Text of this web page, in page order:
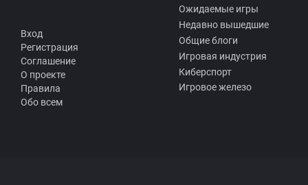
Вход
Регистрация
Соглашение
О проекте
Правила
Обо всем
Ожидаемые игры
Недавно вышедшие
Общие блоги
Игровая индустрия
Киберспорт
Игровое железо